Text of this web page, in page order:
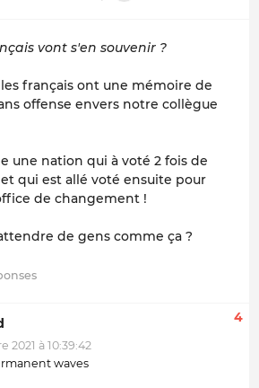
vont s'en souvenir ?
français ont une mémoire de
offense envers notre collègue
une nation qui à voté 2 fois de
qui est allé voté ensuite pour
de changement !
de gens comme ça ?
2021 à 10:39:42
waves
4